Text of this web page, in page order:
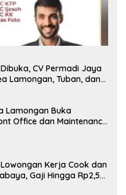
CV Permadi Jaya
Lamongan, Tuban, dan
Lamongan Buka
Office dan Maintenance
Kerja Cook dan
Gaji Hingga Rp2,5